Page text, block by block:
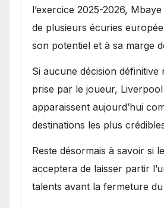
l’exercice 2025-2026,
de plusieurs écuries
son potentiel et à sa marge
Si aucune décision définitive
prise par le joueur,
apparaissent aujourd’hui
destinations les plus
Reste désormais à savoir si
acceptera de laisser partir
talents avant la fermeture